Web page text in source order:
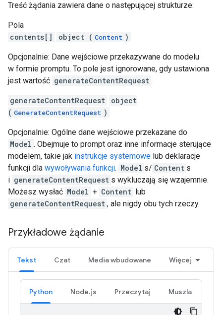
Treść żądania zawiera dane o następującej strukturze:
Pola
contents[]
object ( Content )
Opcjonalnie: Dane wejściowe przekazywane do modelu
w formie promptu. To pole jest ignorowane, gdy ustawiona
jest wartość generateContentRequest .
generateContentRequest
object
( GenerateContentRequest )
Opcjonalnie: Ogólne dane wejściowe przekazane do
Model . Obejmuje to prompt oraz inne informacje sterujące
modelem, takie jak instrukcje systemowe lub deklaracje
funkcji dla wywoływania funkcji. Model s/ Content s
i generateContentRequest s wykluczają się wzajemnie.
Możesz wysłać Model + Content lub
generateContentRequest , ale nigdy obu tych rzeczy.
Przykładowe żądanie
Tekst Czat Media wbudowane Więcej
Python Node.js Przeczytaj Muszla